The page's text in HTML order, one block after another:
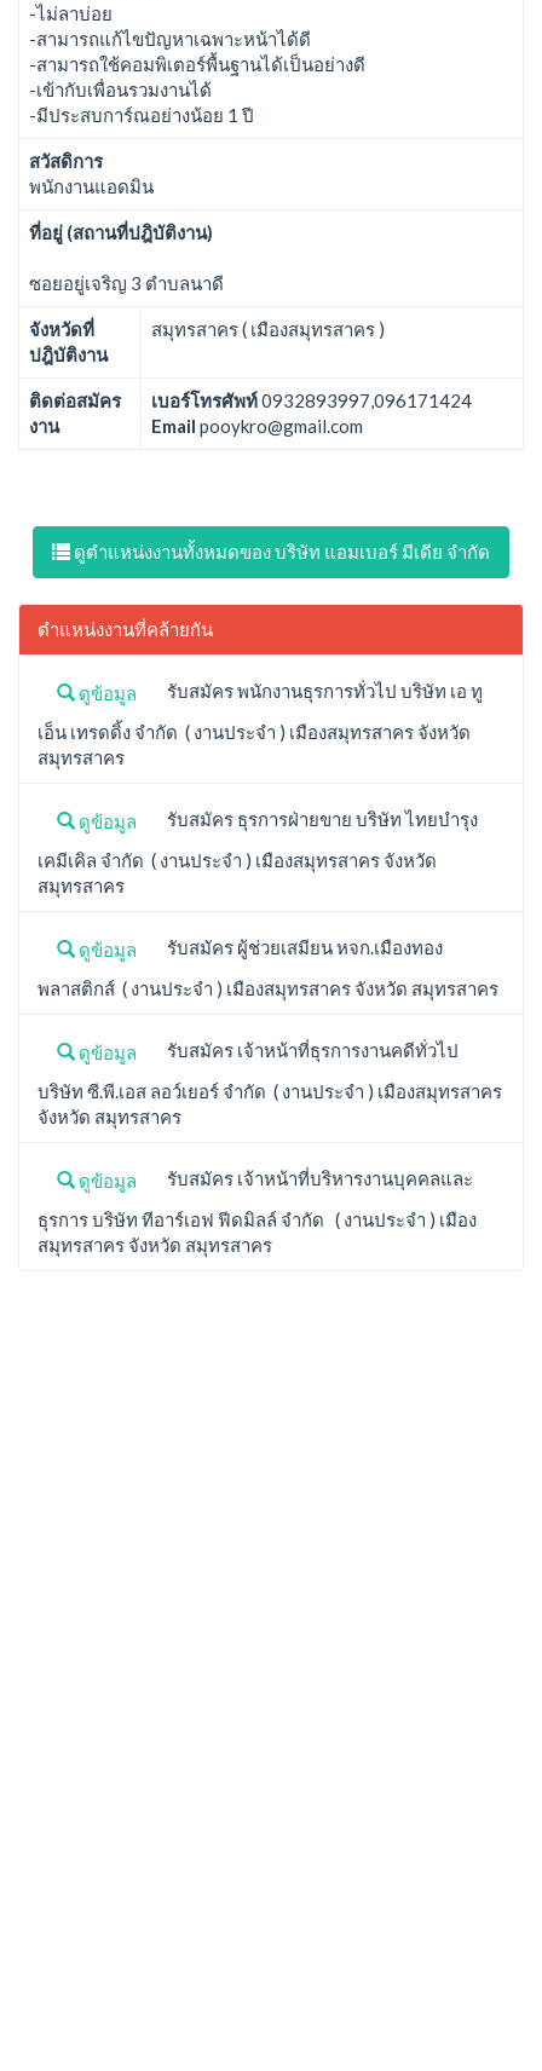
-ไม่ลาบ่อย
-สามารถแก้ไขปัญหาเฉพาะหน้าได้ดี
-สามารถใช้คอมพิเตอร์พื้นฐานได้เป็นอย่างดี
-เข้ากับเพื่อนรวมงานได้
-มีประสบการ์ณอย่างน้อย 1 ปี
สวัสดิการ
พนักงานแอดมิน
ที่อยู่ (สถานที่ปฎิบัติงาน)
ซอยอยู่เจริญ 3 ตำบลนาดี
จังหวัดที่
ปฎิบัติงาน
สมุทรสาคร ( เมืองสมุทรสาคร )
ติดต่อสมัคร
งาน
เบอร์โทรศัพท์0932893997,096171424
Email pooykro@gmail.com
ดูตำแหน่งงานทั้งหมดของ บริษัท แอมเบอร์ มีเดีย จำกัด
ตำแหน่งงานที่คล้ายกัน
ดูข้อมูล
รับสมัคร พนักงานธุรการทั่วไป บริษัท เอ ทู
เอ็น เทรดดิ้ง จำกัด ( งานประจำ ) เมืองสมุทรสาคร จังหวัด
สมุทรสาคร
ดูข้อมูล
รับสมัคร ธุรการฝ่ายขาย บริษัท ไทยบำรุง
เคมีเคิล จำกัด ( งานประจำ ) เมืองสมุทรสาคร จังหวัด
สมุทรสาคร
ดูข้อมูล
รับสมัคร ผู้ช่วยเสมียน หจก.เมืองทอง
พลาสติกส์ ( งานประจำ ) เมืองสมุทรสาคร จังหวัด สมุทรสาคร
ดูข้อมูล
รับสมัคร เจ้าหน้าที่ธุรการงานคดีทั่วไป
บริษัท ซี.พี.เอส ลอว์เยอร์ จำกัด ( งานประจำ ) เมืองสมุทรสาคร
จังหวัด สมุทรสาคร
ดูข้อมูล
รับสมัคร เจ้าหน้าที่บริหารงานบุคคลและ
ธุรการ บริษัท ทีอาร์เอฟ ฟีดมิลล์ จำกัด ( งานประจำ ) เมือง
สมุทรสาคร จังหวัด สมุทรสาคร